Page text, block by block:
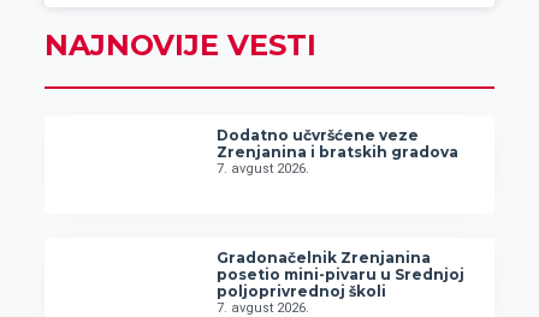
NAJNOVIJE VESTI
Dodatno učvršćene veze
Zrenjanina i bratskih gradova
7. avgust 2026.
Gradonačelnik Zrenjanina
posetio mini-pivaru u Srednjoj
poljoprivrednoj školi
7. avgust 2026.